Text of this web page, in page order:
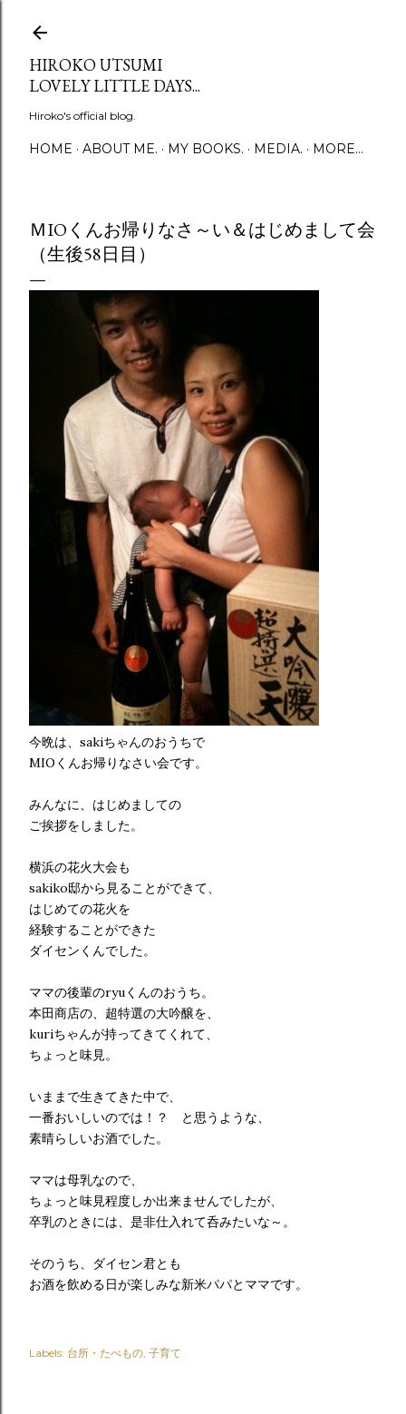
HIROKO UTSUMI
LOVELY LITTLE DAYS...
Hiroko's official blog.
HOME ABOUT ME. MY BOOKS. MEDIA. MORE…
ＭIOくんお帰りなさ～い＆はじめまして会
（生後58日目）
今晩は、sakiちゃんのおうちで
MIOくんお帰りなさい会です。
みんなに、はじめましての
ご挨拶をしました。
横浜の花火大会も
sakiko邸から見ることができて、
はじめての花火を
経験することができた
ダイセンくんでした。
ママの後輩のryuくんのおうち。
本田商店の、超特選の大吟醸を、
kuriちゃんが持ってきてくれて、
ちょっと味見。
いままで生きてきた中で、
一番おいしいのでは！？ と思うような、
素晴らしいお酒でした。
ママは母乳なので、
ちょっと味見程度しか出来ませんでしたが、
卒乳のときには、是非仕入れて呑みたいな～。
そのうち、ダイセン君とも
お酒を飲める日が楽しみな新米パパとママです。
Labels: 台所・たべもの 子育て